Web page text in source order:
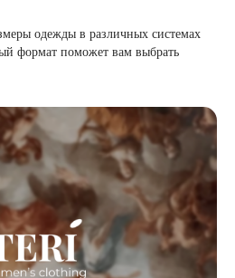
одежды в различных системах
формат поможет вам выбрать